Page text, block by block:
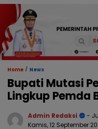
Home / News
Bupati Mutasi
Lingkup Pemda
Admin Redaksi
-
Kamis, 12 September